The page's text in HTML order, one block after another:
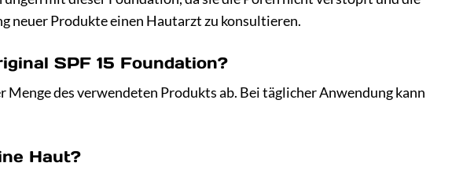
neuer Produkte einen Hautarzt zu konsultieren.
SPF 15 Foundation?
des verwendeten Produkts ab. Bei täglicher Anwendung kann
Haut?